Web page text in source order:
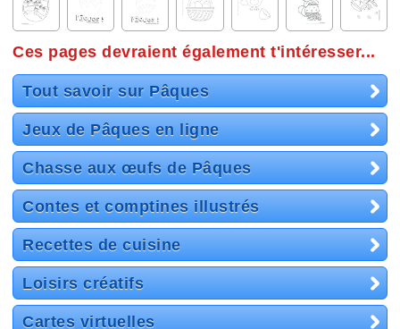
Ces pages devraient également t'intéresser...
Tout savoir sur Pâques
Jeux de Pâques en ligne
Chasse aux œufs de Pâques
Contes et comptines illustrés
Recettes de cuisine
Loisirs créatifs
Cartes virtuelles